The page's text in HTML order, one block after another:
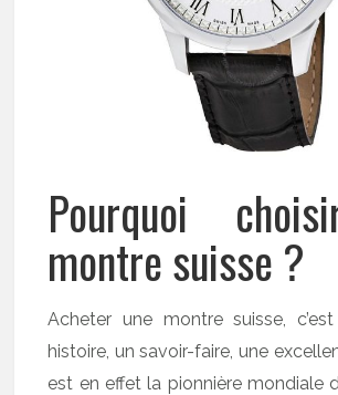
Pourquoi
montre suisse ?
Acheter une montre suisse,
histoire, un savoir-faire, une
est en effet la pionnière mondiale